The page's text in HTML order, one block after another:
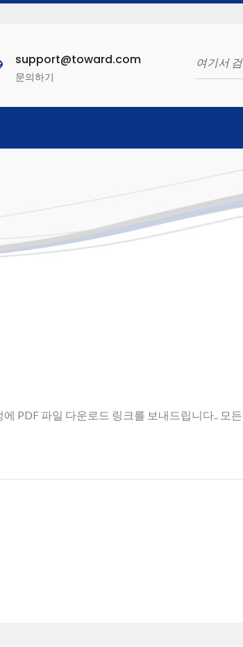
support@toward.com
문의하기
PDF 파일 다운로드 링크를 보내드립니다.. 모